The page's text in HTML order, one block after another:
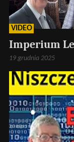
VIDEO
Imperium
19 grudnia 2025